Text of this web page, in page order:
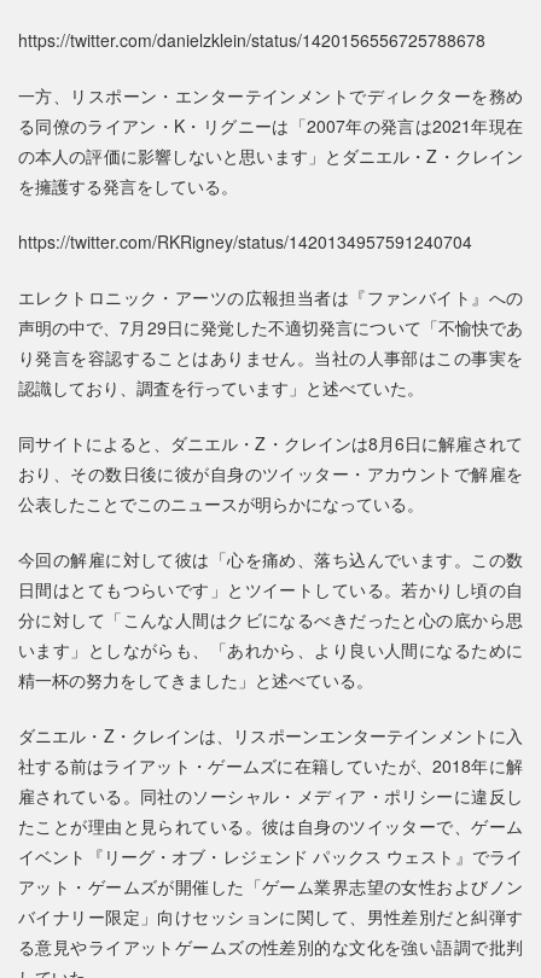
https://twitter.com/danielzklein/status/1420156556725788678
一方、リスポーン・エンターテインメントでディレクターを務め
る同僚のライアン・K・リグニーは「2007年の発言は2021年現在
の本人の評価に影響しないと思います」とダニエル・Z・クレイン
を擁護する発言をしている。
https://twitter.com/RKRigney/status/1420134957591240704
エレクトロニック・アーツの広報担当者は『ファンバイト』への
声明の中で、7月29日に発覚した不適切発言について「不愉快であ
り発言を容認することはありません。当社の人事部はこの事実を
認識しており、調査を行っています」と述べていた。
同サイトによると、ダニエル・Z・クレインは8月6日に解雇されて
おり、その数日後に彼が自身のツイッター・アカウントで解雇を
公表したことでこのニュースが明らかになっている。
今回の解雇に対して彼は「心を痛め、落ち込んでいます。この数
日間はとてもつらいです」とツイートしている。若かりし頃の自
分に対して「こんな人間はクビになるべきだったと心の底から思
います」としながらも、「あれから、より良い人間になるために
精一杯の努力をしてきました」と述べている。
ダニエル・Z・クレインは、リスポーンエンターテインメントに入
社する前はライアット・ゲームズに在籍していたが、2018年に解
雇されている。同社のソーシャル・メディア・ポリシーに違反し
たことが理由と見られている。彼は自身のツイッターで、ゲーム
イベント『リーグ・オブ・レジェンド パックス ウェスト』でライ
アット・ゲームズが開催した「ゲーム業界志望の女性およびノン
バイナリー限定」向けセッションに関して、男性差別だと糾弾す
る意見やライアットゲームズの性差別的な文化を強い語調で批判